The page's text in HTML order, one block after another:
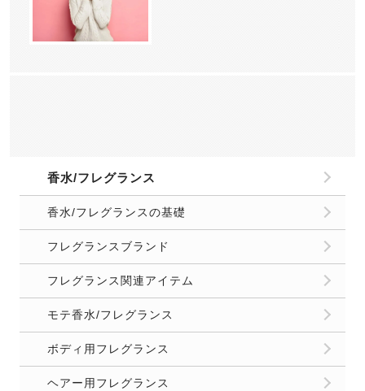
香水/フレグランス
香水/フレグランスの基礎
フレグランスブランド
フレグランス関連アイテム
モテ香水/フレグランス
ボディ用フレグランス
ヘアー用フレグランス